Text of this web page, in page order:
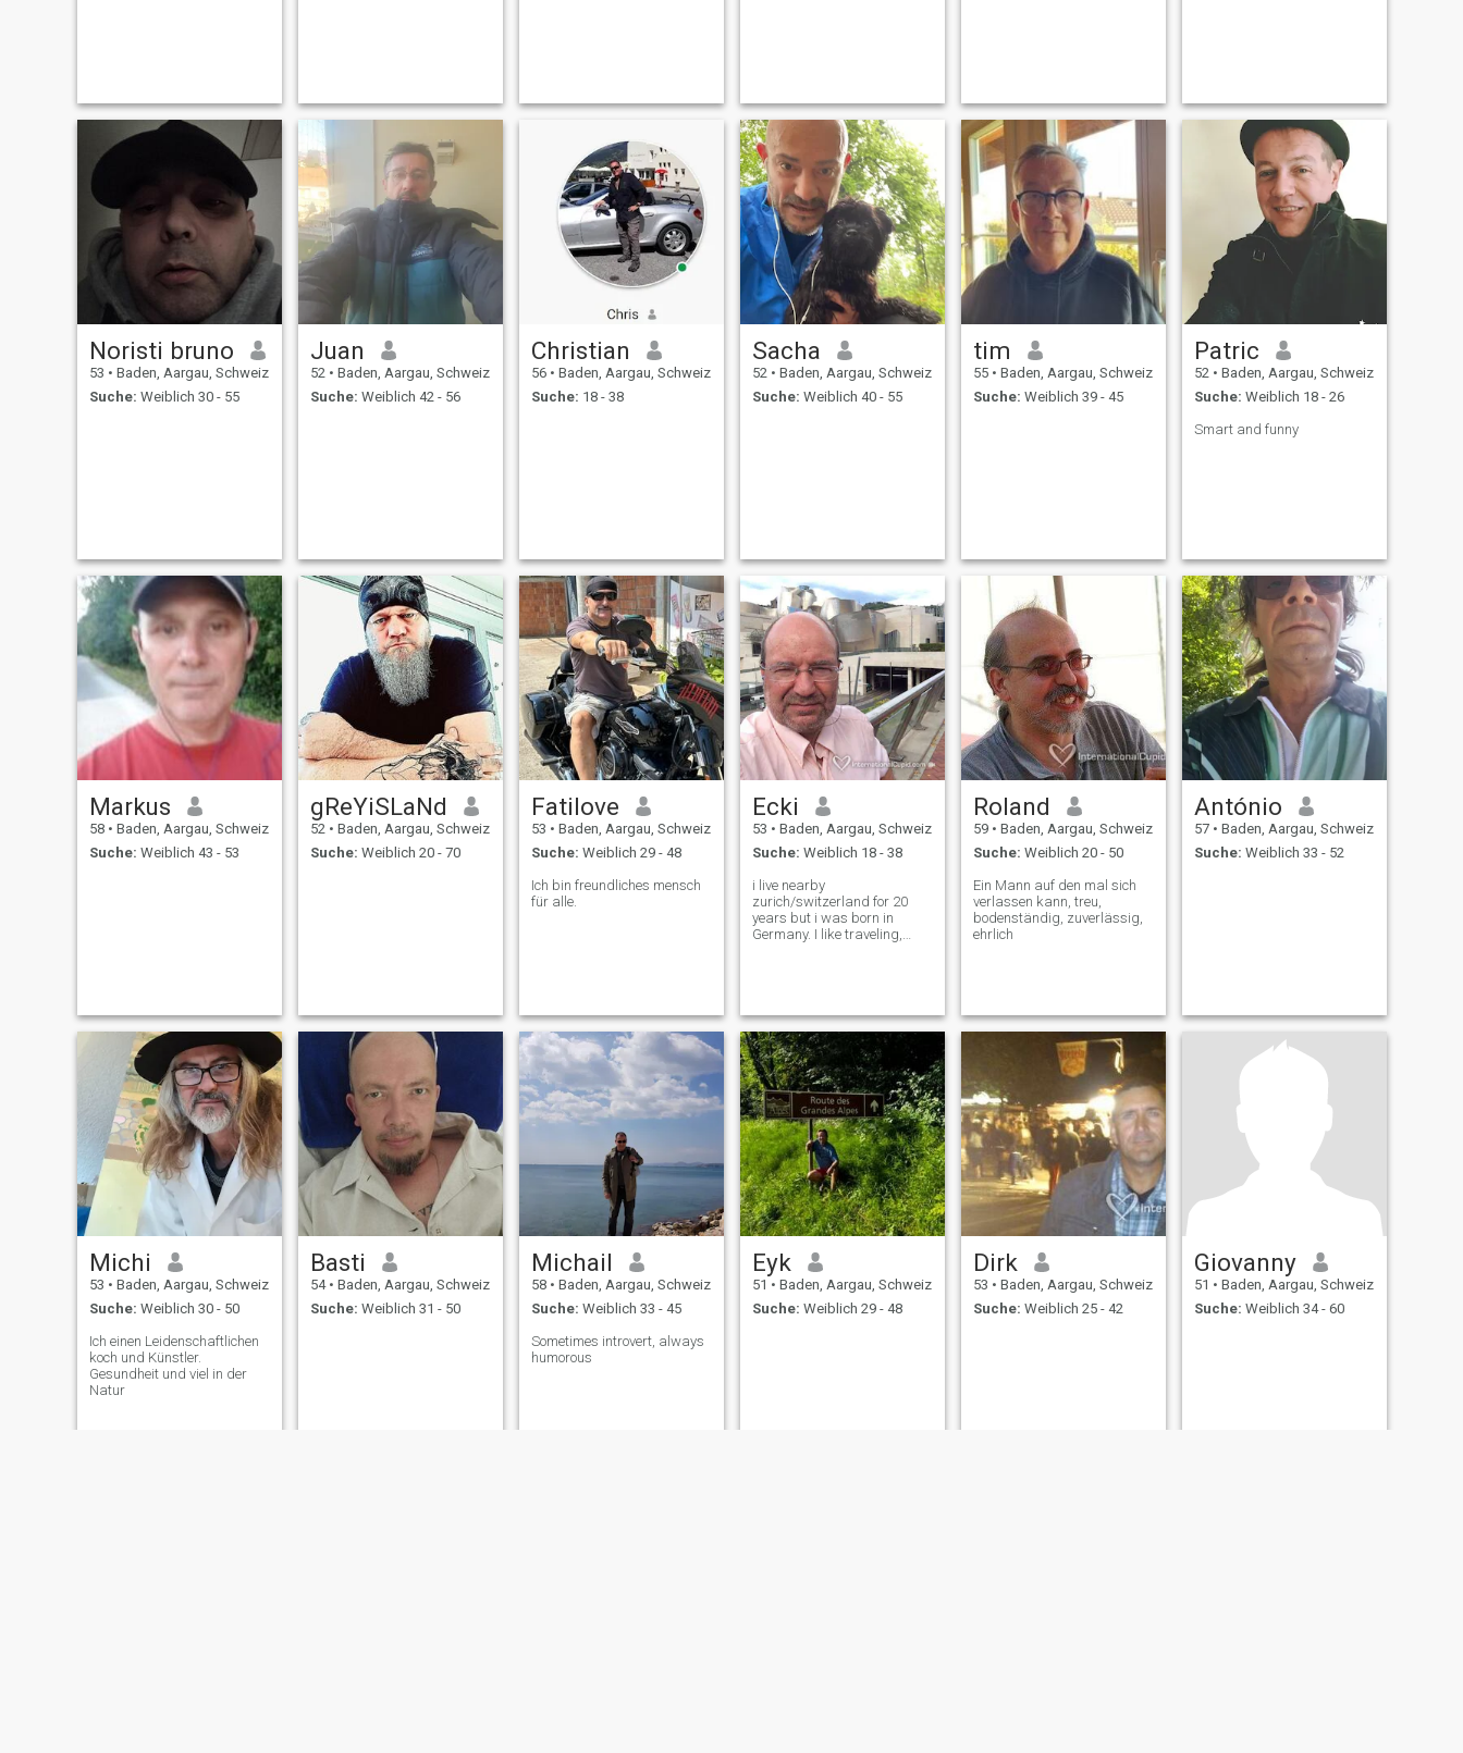
Noristi bruno
53 • Baden, Aargau, Schweiz
Suche: Weiblich 30 - 55
Juan
52 • Baden, Aargau, Schweiz
Suche: Weiblich 42 - 56
Christian
56 • Baden, Aargau, Schweiz
Suche: 18 - 38
Sacha
52 • Baden, Aargau, Schweiz
Suche: Weiblich 40 - 55
tim
55 • Baden, Aargau, Schweiz
Suche: Weiblich 39 - 45
Patric
52 • Baden, Aargau, Schweiz
Suche: Weiblich 18 - 26
Smart and funny
Markus
58 • Baden, Aargau, Schweiz
Suche: Weiblich 43 - 53
gReYiSLaNd
52 • Baden, Aargau, Schweiz
Suche: Weiblich 20 - 70
Fatilove
53 • Baden, Aargau, Schweiz
Suche: Weiblich 29 - 48
Ich bin freundliches mensch
für alle.
Ecki
53 • Baden, Aargau, Schweiz
Suche: Weiblich 18 - 38
i live nearby
zurich/switzerland for 20
years but i was born in
Germany. I like traveling,
Roland
59 • Baden, Aargau, Schweiz
Suche: Weiblich 20 - 50
Ein Mann auf den mal sich
verlassen kann, treu,
bodenständig, zuverlässig,
ehrlich
António
57 • Baden, Aargau, Schweiz
Suche: Weiblich 33 - 52
Michi
53 • Baden, Aargau, Schweiz
Suche: Weiblich 30 - 50
Ich einen Leidenschaftlichen
koch und Künstler.
Gesundheit und viel in der
Natur
Basti
54 • Baden, Aargau, Schweiz
Suche: Weiblich 31 - 50
Michail
58 • Baden, Aargau, Schweiz
Suche: Weiblich 33 - 45
Sometimes introvert, always
humorous
Eyk
51 • Baden, Aargau, Schweiz
Suche: Weiblich 29 - 48
Dirk
53 • Baden, Aargau, Schweiz
Suche: Weiblich 25 - 42
Giovanny
51 • Baden, Aargau, Schweiz
Suche: Weiblich 34 - 60